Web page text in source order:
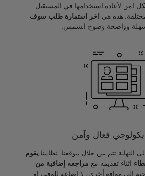
امن لأعاده استخدامها في المستقبل
هذه هي
اخر استمارة طلب سوف
وواضحة وضوح الشمس.
فعال وآمن
النهاية تتم من خلال موقعنا. نظامنا يقوم
اثناء تقديمه مع مراجعه إضافية من
الى مواقع أخرى، لا اضاعه للوقت او